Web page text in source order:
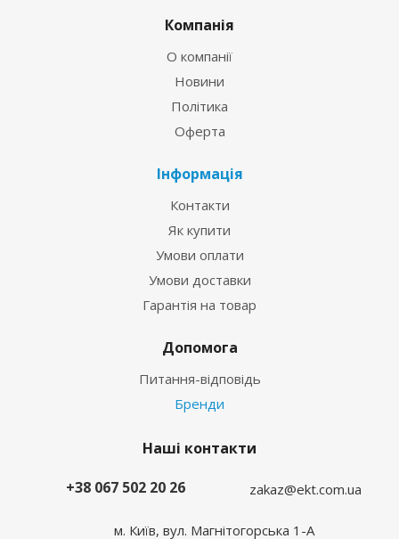
Компанія
О компанії
Новини
Політика
Оферта
Інформація
Контакти
Як купити
Умови оплати
Умови доставки
Гарантія на товар
Допомога
Питання-відповідь
Бренди
Наші контакти
+38 067 502 20 26
zakaz@ekt.com.ua
м. Київ, вул. Магнітогорська 1-А